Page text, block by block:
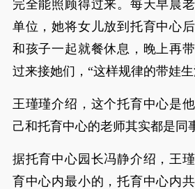
完全能照顾得过来。每天早晨
单位，她将女儿放到托育中心
和孩子一起就餐休息，晚上再
过来接她们，“这样规律的带娃
王瑾瑾介绍，这个托育中心是
己和托育中心的老师其实都是同
据托育中心园长冯静介绍，王
育中心内最小的，托育中心内